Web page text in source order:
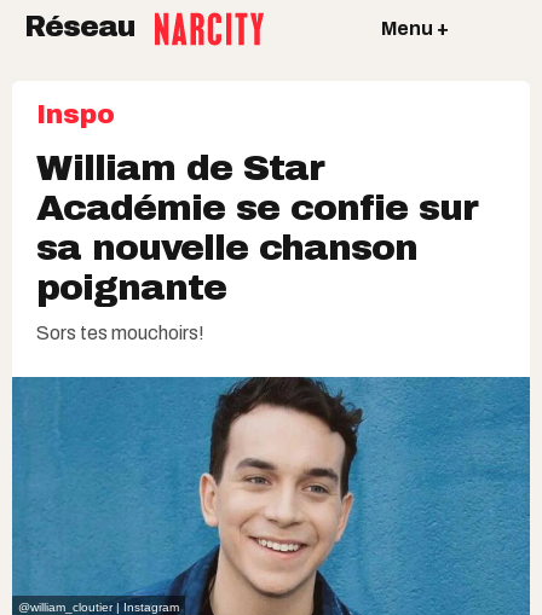
Réseau Menu +
Inspo
William de Star
Académie se confie sur
sa nouvelle chanson
poignante
Sors tes mouchoirs!
@william_cloutier | Instagram